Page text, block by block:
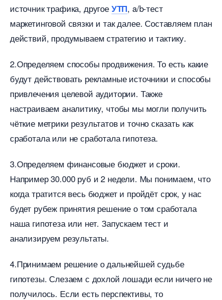
источник трафика, другое УТП, a/b-тест
маркетинговой связки и так далее. Составляем план
действий, продумываем стратегию и тактику.
2.Определяем способы продвижения. То есть какие
удут действовать рекламные источники и способы
привлечения целевой аудитории. Также
настраиваем аналитику, чтобы мы могли получить
чёткие метрики результатов и точно сказать как
сработала или не сработала гипотеза.
3.Определяем финансовые бюджет и сроки.
Например 30.000 руб и 2 недели. Мы понимаем, что
когда тратится весь бюджет и пройдёт срок, у нас
удет рубеж принятия решение о том сработала
наша гипотеза или нет. Запускаем тест и
анализируем результаты.
4.Принимаем решение о дальнейшей судьбе
ипотезы. Слезаем с дохлой лошади если ничего не
получилось. Если есть перспективы, то